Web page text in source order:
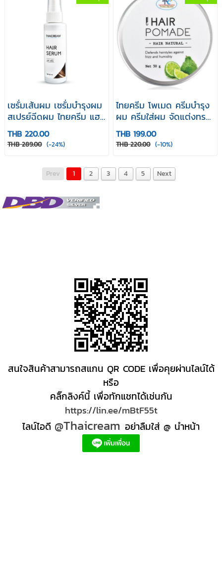
เซรั่มเส้นผม เซรั่มบำรุงผม
สเปรย์ฉีดผม ไทยครีม แฮร์
เซรั่มThaicream hair
serum
THB 220.00
THB 289.00 (-24%)
ไทยครีม โพเมด ครีมบำรุง
ผม ครีมใส่ผม จัดแต่งทรง
ผม ครีมใส่ผมหอม โพเมด
เซ็ตผม บำรุงผมเสีย ไม่
เหนียว ยี่ห้อ ไทยครีม
hair natural
THB 199.00
THB 220.00 (-10%)
Prev 1 2 3 4 5 Next
สนใจสินค้าสามารถสแกน QR CODE เพื่อคุยผ่านไลน์ได้
หรือ
คลิ๊กลิงค์นี้ เพื่อทักแชทได้เช่นกัน
https://lin.ee/mBtF55t
ไลน์ไอดี @Thaicream อย่าลืมใส่ @ นำหน้า